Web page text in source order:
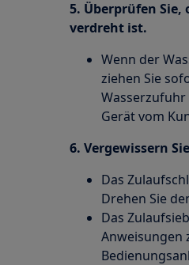
5. Überprüfen
verdreht ist.
Wenn der
ziehen Sie
Wasserzufuhr
Gerät vom
6. Vergewissern
Das
Drehen Sie
Das
Anweisungen